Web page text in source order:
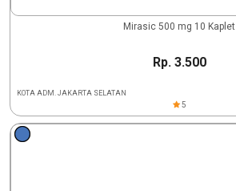
Mirasic 500 mg 10 Kaplet
Rp. 3.500
KOTA ADM. JAKARTA SELATAN
5